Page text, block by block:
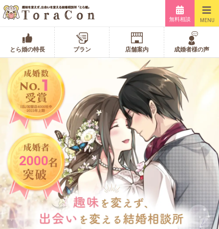
無料相談 MENU
とら婚の特長 プラン 店舗案内 成婚者様の声
2000